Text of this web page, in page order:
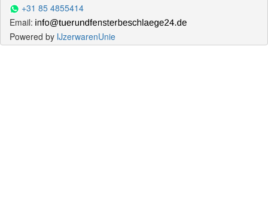
+31 85 4855414
Email:
Powered by IJzerwarenUnie